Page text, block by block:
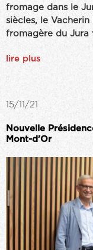
fromage dans le
siècles, le
fromagère du Jura
lire plus
15/11/21
Nouvelle
Mont-d’Or